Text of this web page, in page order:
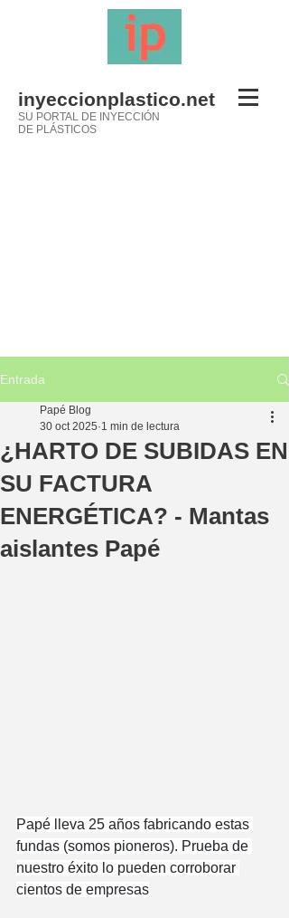
inyeccionplastico.net
SU PORTAL DE INYECCIÓN
DE PLÁSTICOS
Entrada
¿HARTO DE SUBIDAS EN
SU FACTURA
ENERGÉTICA? - Mantas
aislantes Papé
Papé Blog
30 oct 2025 1 min de lectura
Papé lleva 25 años fabricando estas
fundas (somos pioneros). Prueba de
nuestro éxito lo pueden corroborar
cientos de empresas